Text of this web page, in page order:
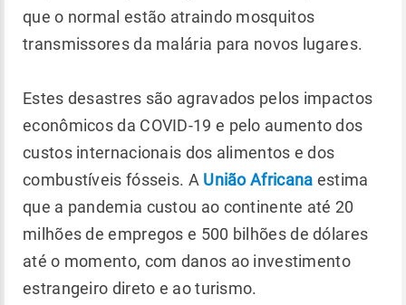
que o normal estão atraindo mosquitos
transmissores da malária para novos lugares.
Estes desastres são agravados pelos impactos
econômicos da COVID-19 e pelo aumento dos
custos internacionais dos alimentos e dos
combustíveis fósseis. A União Africana estima
que a pandemia custou ao continente até 20
milhões de empregos e 500 bilhões de dólares
até o momento, com danos ao investimento
estrangeiro direto e ao turismo.